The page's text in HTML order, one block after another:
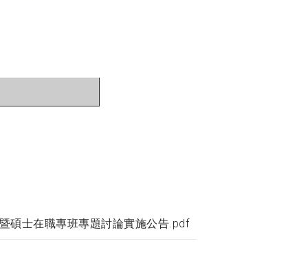
碩士在職專班專題討論實施公告.pdf